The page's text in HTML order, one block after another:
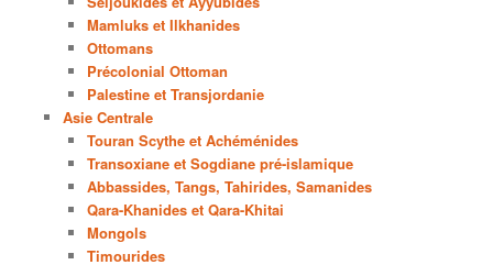
Mamluks et Ilkhanides
Ottomans
Précolonial Ottoman
Palestine et Transjordanie
Asie Centrale
Touran Scythe et Achéménides
Transoxiane et Sogdiane pré-islamique
Abbassides, Tangs, Tahirides, Samanides
Qara-Khanides et Qara-Khitai
Mongols
Timourides